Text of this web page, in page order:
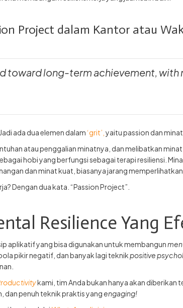
Project dalam Kantor atau
toward long-term achievement,
Jadi ada dua elemen dalam‘grit’, yaitu passion dan
atau penggalian minatnya, dan melibatkan
hobi yang berfungsi sebagai terapi resiliensi.
dan minat kuat, biasanya jarang
Dengan dua kata. “Passion Project”.
Resilience Yang
aplikatif yang bisa digunakan untuk membangun
pikir negatif, dan banyak lagi teknikpositive
kami, tim Anda bukan hanya akan diberikan
dan penuh teknik praktis yangengaging!